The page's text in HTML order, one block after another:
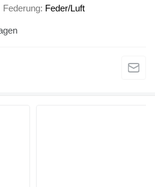
Federung Feder/Luft